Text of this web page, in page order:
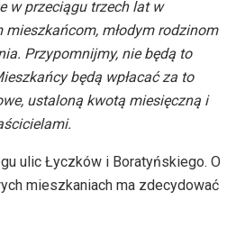
w przeciągu trzech lat w
młodym rodzinom
Przypomnijmy, nie będą to
będą wpłacać za to
ustaloną kwotą miesięczną i
ulic Łyczków i Boratyńskiego. O
mieszkaniach ma zdecydować